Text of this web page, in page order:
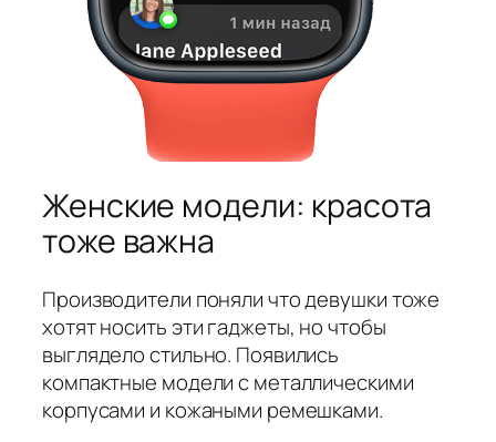
Женские модели: красота
тоже важна
Производители поняли что девушки тоже
хотят носить эти гаджеты, но чтобы
выглядело стильно. Появились
компактные модели с металлическими
корпусами и кожаными ремешками.